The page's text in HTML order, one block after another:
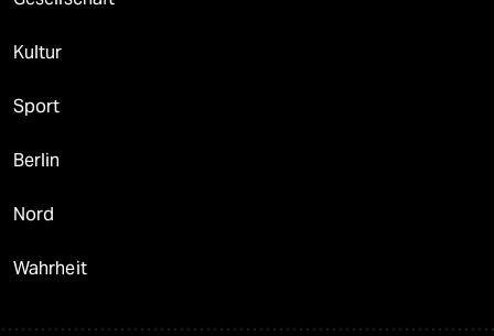
Kultur
Sport
Berlin
Nord
Wahrheit